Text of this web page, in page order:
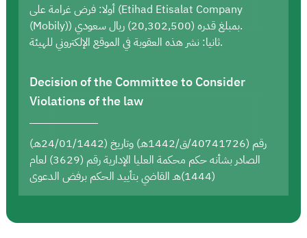
أولا: فرض غرامة على (Etihad Etisalat Company
(Mobily)) بمبلغ قدره (20,302,500) ريال سعودي.
ثانيا: نشر هذه العقوبة في الموقع الإلكتروني للهيئة.
Decision of the Committee to Consider
Violations of the law
رقم (40741726/ق/1442هـ) وتاريخ (24/01/1442هـ)
الصادر بشأنه حكم محكمة العليا الإدارية رقم (3629) لعام
(1444)هـ القاضي بتأييد الحكم برفض الدعوى